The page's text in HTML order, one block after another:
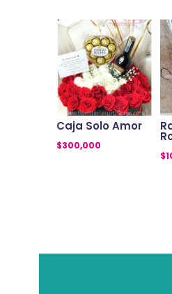
Caja Solo Amor
$300,000
$